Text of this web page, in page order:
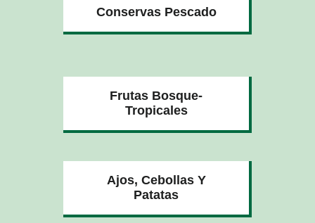
Conservas Pescado
Frutas Bosque-
Tropicales
Ajos, Cebollas Y
Patatas